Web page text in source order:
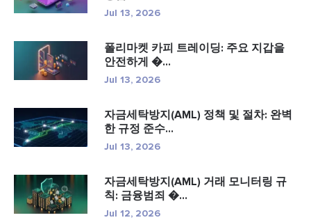
Jul 13, 2026
폴리마켓 카피 트레이딩: 주요 지갑을
안전하게 �...
Jul 13, 2026
자금세탁방지(AML) 정책 및 절차: 완벽
한 규정 준수...
Jul 13, 2026
자금세탁방지(AML) 거래 모니터링 규
칙: 금융범죄 �...
Jul 12, 2026